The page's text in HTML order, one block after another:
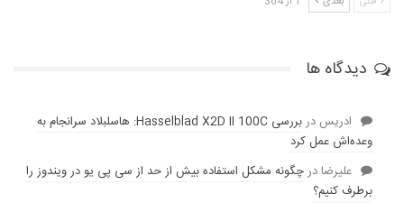
دیدگاه ها
ادریس در
بررسی Hasselblad X2D II 100C: هاسلبلاد سرانجام به
وعده‌‌اش عمل کرد
عليرضادرچگونه مشکل استفاده بیش از حد از سی پی یو در ویندوز را
برطرف کنیم؟